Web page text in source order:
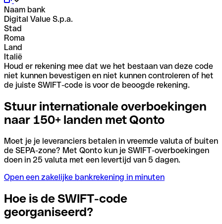
Naam bank
Digital Value S.p.a.
Stad
Roma
Land
Italië
Houd er rekening mee dat we het bestaan van deze code
niet kunnen bevestigen en niet kunnen controleren of het
de juiste SWIFT-code is voor de beoogde rekening.
Stuur internationale overboekingen
naar 150+ landen met Qonto
Moet je je leveranciers betalen in vreemde valuta of buiten
de SEPA-zone? Met Qonto kun je SWIFT-overboekingen
doen in 25 valuta met een levertijd van 5 dagen.
Open een zakelijke bankrekening in minuten
Hoe is de SWIFT-code
georganiseerd?